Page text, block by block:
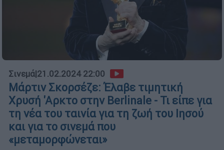
Σινεμά|21.02.2024 22:00
Μάρτιν Σκορσέζε: Έλαβε τιμητική
Χρυσή 'Αρκτο στην Berlinale - Τι είπε για
τη νέα του ταινία για τη ζωή του Ιησού
και για το σινεμά που
«μεταμορφώνεται»